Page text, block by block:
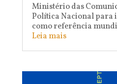
Ministério das
Política Nacional para
como referência
Leia mais